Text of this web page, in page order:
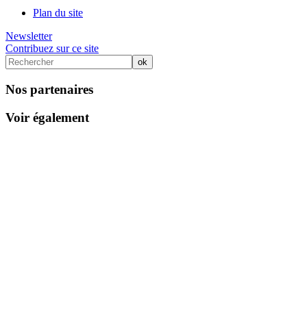
Plan du site
Newsletter
Contribuez sur ce site
Nos partenaires
Voir également